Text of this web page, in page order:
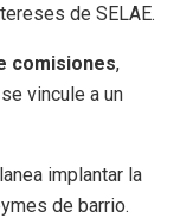
de SELAE.
comisiones,
vincule a un
implantar la
de barrio.